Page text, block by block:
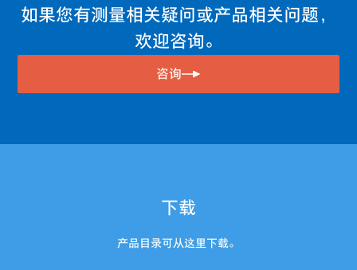
如果您有测量相关疑问或产品相关问题，
欢迎咨询。
咨询
下载
产品目录可从这里下载。